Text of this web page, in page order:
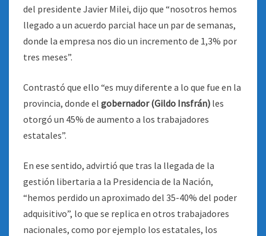
del presidente Javier Milei, dijo que “nosotros hemos
llegado a un acuerdo parcial hace un par de semanas,
donde la empresa nos dio un incremento de 1,3% por
tres meses”.
Contrastó que ello “es muy diferente a lo que fue en la
provincia, donde el gobernador (Gildo Insfrán) les
otorgó un 45% de aumento a los trabajadores
estatales”.
En ese sentido, advirtió que tras la llegada de la
gestión libertaria a la Presidencia de la Nación,
“hemos perdido un aproximado del 35-40% del poder
adquisitivo”, lo que se replica en otros trabajadores
nacionales, como por ejemplo los estatales, los